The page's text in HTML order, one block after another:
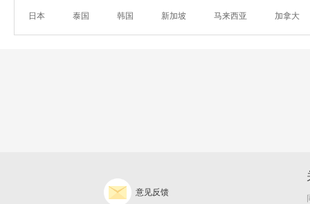
日本 泰国 韩国 新加坡 马来西亚 加拿大
意见反馈